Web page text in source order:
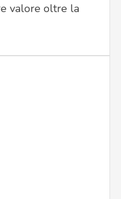
valore oltre la